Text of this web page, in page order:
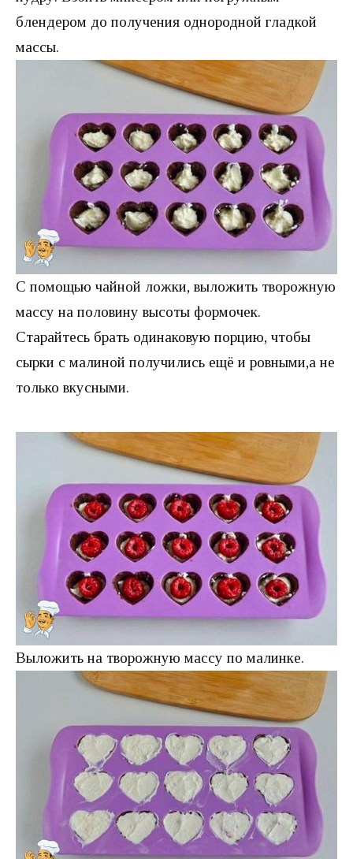
блендером до получения однородной гладкой
массы.
С помощью чайной ложки, выложить творожную
массу на половину высоты формочек.
Старайтесь брать одинаковую порцию, чтобы
сырки с малиной получились ещё и ровными,а не
только вкусными.
Выложить на творожную массу по малинке.